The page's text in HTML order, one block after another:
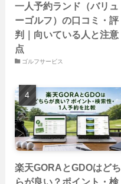
一人予約ランド（バリュ
ーゴルフ）の口コミ・評
判｜向いている人と注意
点
ゴルフサービス
楽天GORAとGDOはどち
らが良い？ポイント・検